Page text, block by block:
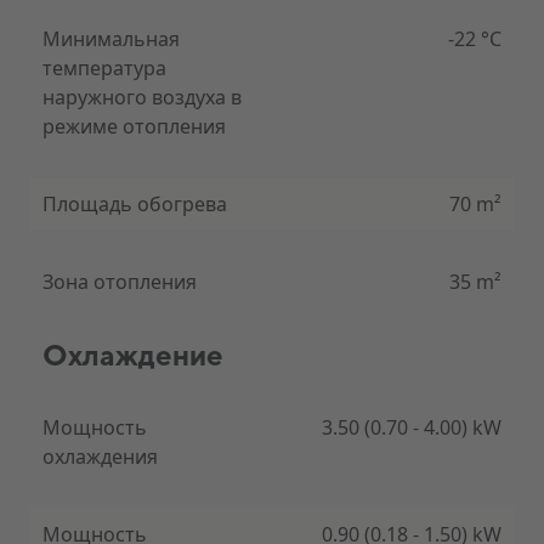
Чистый климат в помещении (холодная плазма)
помещении с нашими современными тепловыми
переносимыми по воздуху загрязнителями и
Технология холодной плазмы направлена ​​на
снижение загрязнения воздуха и улучшение
качества воздуха в помещении, помогая создать
работы и отдыха. Это может быть особенно
Минимальная
температура
наружного воздуха в
режиме отопления
-22 °C
Площадь обогрева 70 m²
Зона отопления 35 m²
Охлаждение
Мощность
охлаждения
3.50 (0.70 - 4.00) kW
Мощность 0.90 (0.18 - 1.50) kW